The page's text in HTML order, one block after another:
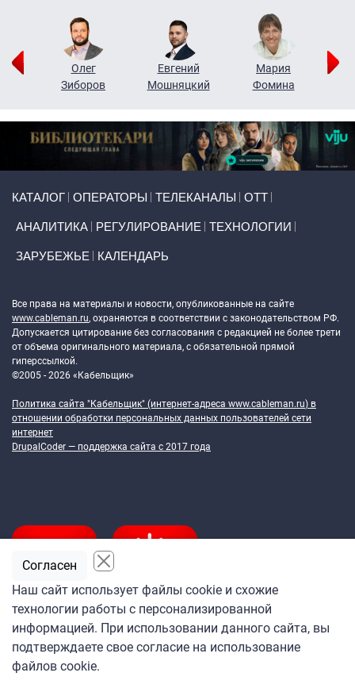
Олег
Зиборов
Евгений
Мошняцкий
Мария
Фомина
КАТАЛОГ ОПЕРАТОРЫ ТЕЛЕКАНАЛЫ ОТТ
АНАЛИТИКА РЕГУЛИРОВАНИЕ ТЕХНОЛОГИИ
ЗАРУБЕЖЬЕ КАЛЕНДАРЬ
Все права на материалы и новости, опубликованные на сайте
www.cableman.ru, охраняются в соответствии с законодательством РФ.
Допускается цитирование без согласования с редакцией не более трети
от объема оригинального материала, с обязательной прямой
гиперссылкой.
©2005 - 2026 «Кабельщик»
Политика сайта "Кабельщик" (интернет-адреса www.cableman.ru) в
отношении обработки персональных данных пользователей сети
интернет
DrupalCoder — поддержка сайта c 2017 года
Подпишитесь
на ежедневную рассылку
«Кабельщика»
Наш сайт использует файлы cookie и схожие
технологии работы с персонализированной
информацией. При использовании данного сайта, вы
подтверждаете свое согласие на использование
файлов cookie.
Согласен